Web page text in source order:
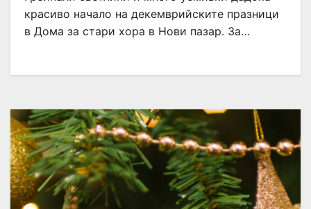
красиво начало на декемврийските празници
в Дома за стари хора в Нови пазар. За…